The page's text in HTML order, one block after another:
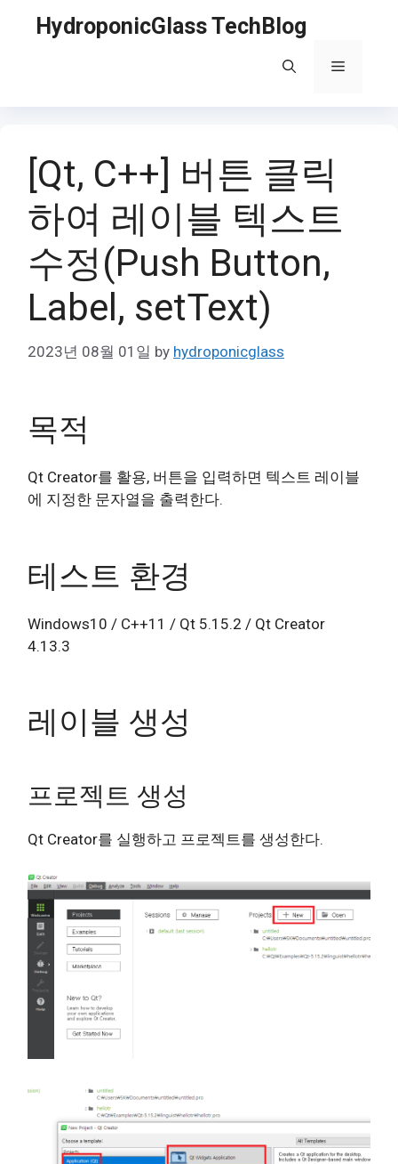
HydroponicGlass TechBlog
Menu
[Qt, C++] 버튼 클릭
하여 레이블 텍스트
수정(Push Button,
Label, setText)
2023년 08월 01일 by hydroponicglass
목적
Qt Creator를 활용, 버튼을 입력하면 텍스트 레이블
에 지정한 문자열을 출력한다.
테스트 환경
Windows10 / C++11 / Qt 5.15.2 / Qt Creator
4.13.3
레이블 생성
프로젝트 생성
Qt Creator를 실행하고 프로젝트를 생성한다.